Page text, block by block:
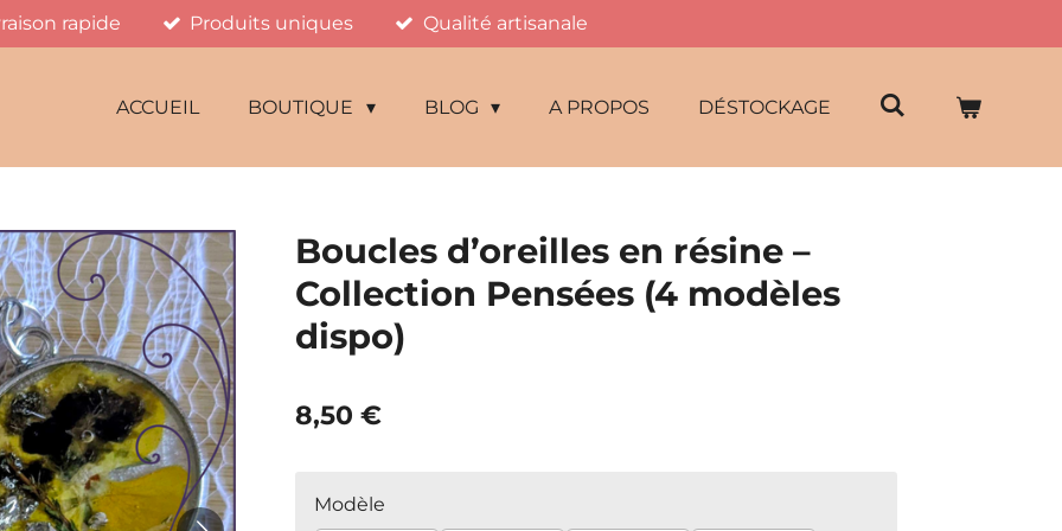
rapide Produits uniques Qualité artisanale
ACCUEIL BOUTIQUE BLOG A PROPOS DÉSTOCKAGE
Boucles d’oreilles en résine –
Collection Pensées (4 modèles
dispo)
8,50 €
Modèle